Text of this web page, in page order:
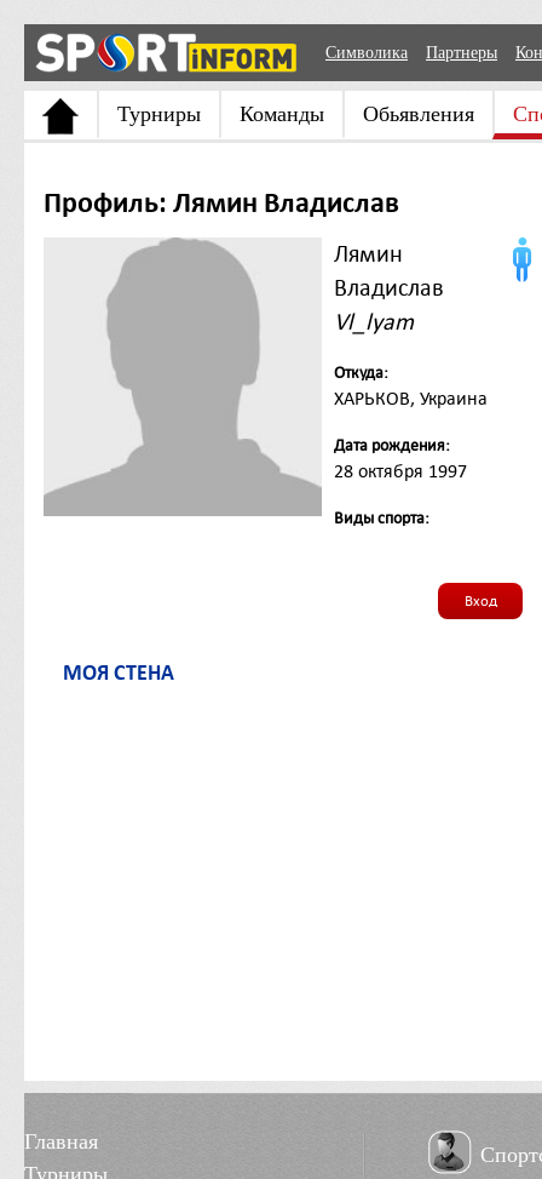
Символика Партнеры
Турниры Команды Обьявления
Профиль: Лямин Владислав
Лямин
Владислав
Vl_lyam
Откуда:
ХАРЬКОВ, Украина
Дата рождения:
28 октября 1997
Виды спорта:
Вход
МОЯ СТЕНА
Главная
Турниры